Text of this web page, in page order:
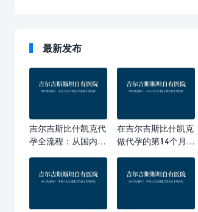
最新发布
吉尔吉斯比什凯克代
孕全流程：从国内检
在吉尔吉斯比什凯克
做代孕的第14个月，